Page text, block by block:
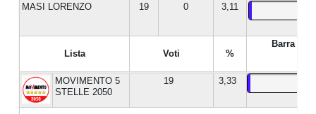
MASI LORENZO 19 0 3,11
Lista Voti %
Barra %
MOVIMENTO 5
STELLE 2050
19 3,33